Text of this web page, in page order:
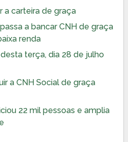
a carteira de graça
a bancar CNH de graça
renda
terça, dia 28 de julho
a CNH Social de graça
22 mil pessoas e amplia